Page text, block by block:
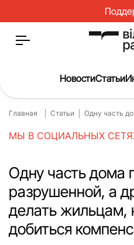
Главная
О нас
Спорт
Досье
Блог
НовостиСтатьи
Главная Статьи Одну часть
МЫ В СОЦИАЛЬНЫХ
Одну часть дома
разрушенной, а
делать жильцам,
добиться